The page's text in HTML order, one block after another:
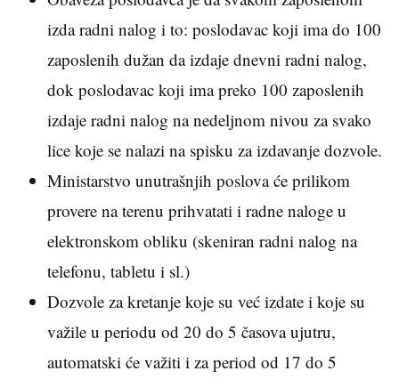
izda radni nalog i to: poslodavac koji ima do 100
zaposlenih dužan da izdaje dnevni radni nalog,
dok poslodavac koji ima preko 100 zaposlenih
izdaje radni nalog na nedeljnom nivou za svako
lice koje se nalazi na spisku za izdavanje dozvole.
Ministarstvo unutrašnjih poslova će prilikom
provere na terenu prihvatati i radne naloge u
elektronskom obliku (skeniran radni nalog na
telefonu, tabletu i sl.)
Dozvole za kretanje koje su već izdate i koje su
važile u periodu od 20 do 5 časova ujutru,
automatski će važiti i za period od 17 do 5